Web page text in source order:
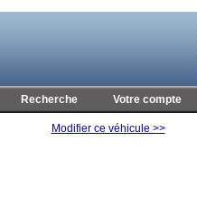
Recherche Votre compte
Modifier ce véhicule >>